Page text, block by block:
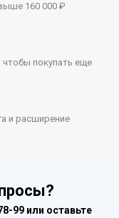
160 000 ₽
чтобы покупать еще
и расширение
99или оставьте